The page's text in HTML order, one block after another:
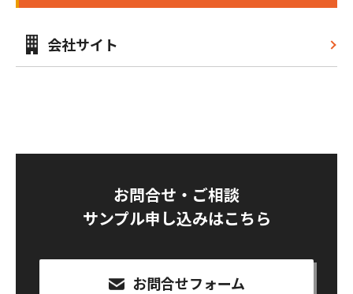
会社サイト
お問合せ・ご相談
サンプル申し込みはこちら
お問合せフォーム